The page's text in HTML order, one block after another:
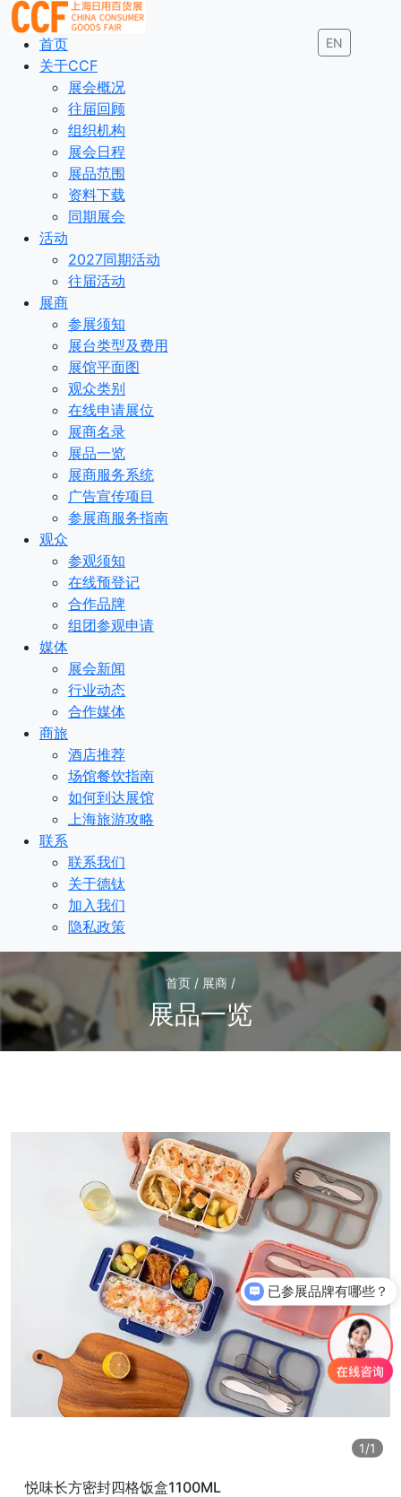
EN
首页
关于CCF
展会概况
往届回顾
组织机构
展会日程
展品范围
资料下载
同期展会
活动
2027同期活动
往届活动
展商
参展须知
展台类型及费用
展馆平面图
观众类别
在线申请展位
展商名录
展品一览
展商服务系统
广告宣传项目
参展商服务指南
观众
参观须知
在线预登记
合作品牌
组团参观申请
媒体
展会新闻
行业动态
合作媒体
商旅
酒店推荐
场馆餐饮指南
如何到达展馆
上海旅游攻略
联系
联系我们
关于德钛
加入我们
隐私政策
首页 / 展商 /
展品一览
1/1
悦味长方密封四格饭盒1100ML
已参展品牌有哪些？